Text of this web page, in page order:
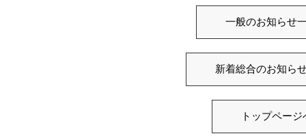
一般のお知らせ
新着総合のお知ら
トップページ